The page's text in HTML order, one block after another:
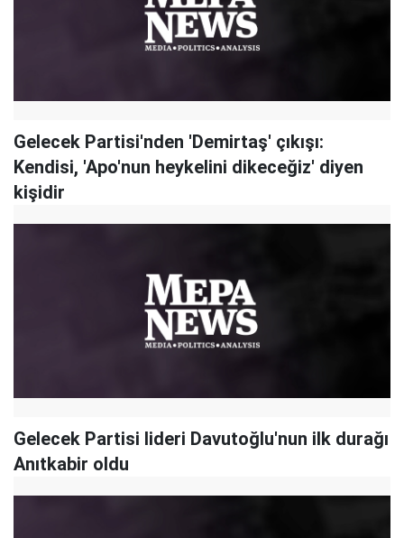
Gelecek Partisi'nden 'Demirtaş' çıkışı:
Kendisi, 'Apo'nun heykelini dikeceğiz' diyen
kişidir
Gelecek Partisi lideri Davutoğlu'nun ilk durağı
Anıtkabir oldu